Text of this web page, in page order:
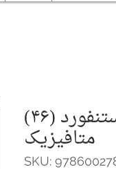
دانشنامه فلسفه استنفورد (۴۶)
متافیزیک
SKU: